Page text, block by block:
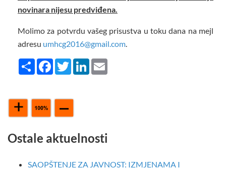
novinara nijesu predviđena.
Molimo za potvrdu vašeg prisustva u toku dana na mejl
adresu umhcg2016@gmail.com.
Share FacebookTwitterLinkedIn
Ostale aktuelnosti
SAOPŠTENJE ZA JAVNOST: IZMJENAMA I